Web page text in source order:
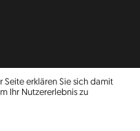
Seite erklären Sie sich damit
Ihr Nutzererlebnis zu